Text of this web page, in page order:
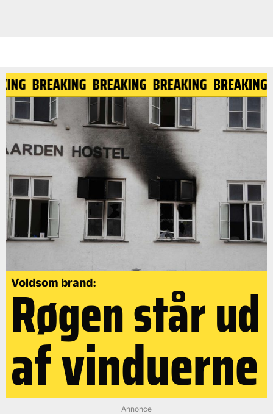
BREAKING BREAKING BREAKING BREAKING
Voldsom brand:
Røgen står ud
af vinduerne
Annonce